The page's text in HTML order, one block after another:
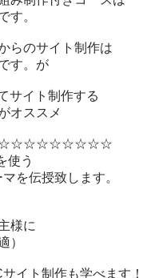
す。
らのサイト制作は
す。が
サイト制作する
オススメ
使う
を伝授致します。
様に
）
イト制作も学べます！